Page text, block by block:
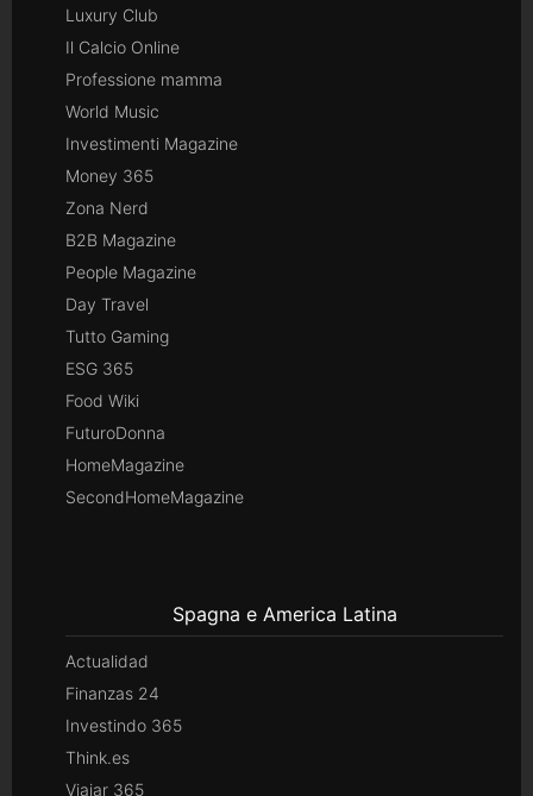
Luxury Club
Il Calcio Online
Professione mamma
World Music
Investimenti Magazine
Money 365
Zona Nerd
B2B Magazine
People Magazine
Day Travel
Tutto Gaming
ESG 365
Food Wiki
FuturoDonna
HomeMagazine
SecondHomeMagazine
Spagna e America Latina
Actualidad
Finanzas 24
Investindo 365
Think.es
Viajar 365